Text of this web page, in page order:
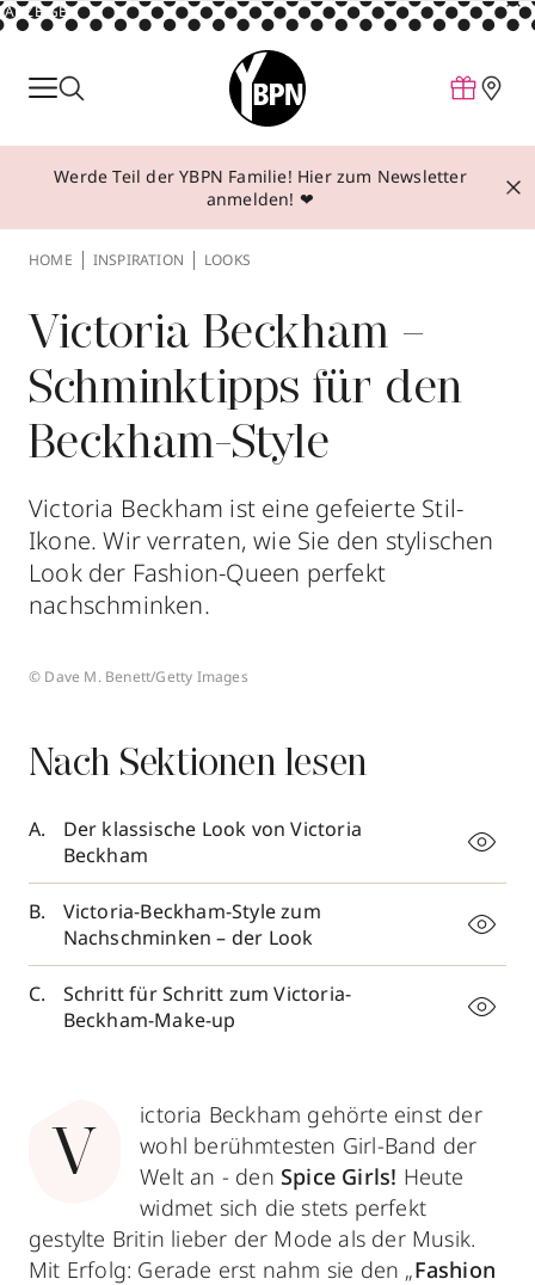
ANZEIGE
Parfum
Make-up
Behandlungen
Über YBPN
Aktionen
Storefinder
Werde Teil der YBPN Familie! Hier zum Newsletter
anmelden! ❤
HOME INSPIRATION LOOKS
Victoria Beckham –
Schminktipps für den
Beckham-Style
Victoria Beckham ist eine gefeierte Stil-
Ikone. Wir verraten, wie Sie den stylischen
Look der Fashion-Queen perfekt
nachschminken.
© Dave M. Benett/Getty Images
Nach Sektionen lesen
Der klassische Look von Victoria
Beckham
Victoria-Beckham-Style zum
Nachschminken – der Look
Schritt für Schritt zum Victoria-
Beckham-Make-up
V
ictoria Beckham gehörte einst der
wohl berühmtesten Girl-Band der
Welt an - den Spice Girls! Heute
widmet sich die stets perfekt
gestylte Britin lieber der Mode als der Musik.
Mit Erfolg: Gerade erst nahm sie den „Fashion